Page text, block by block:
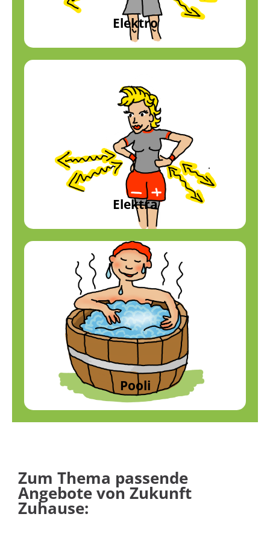
Elektro
Elektra
Elektra
Stromspeicher
Profil anzeigen
Pooli
Pooli
Wärmespeicher
Profil anzeigen
Zum Thema passende
Angebote von Zukunft
Zuhause: